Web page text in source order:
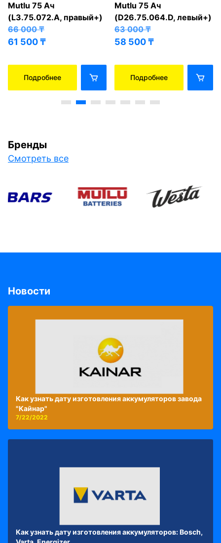
Mutlu 75 Ач
(L3.75.072.A, правый+)
66 000₸
61 500₸
Подробнее
Mutlu 75 Ач
(D26.75.064.D, левый+)
63 000₸
58 500₸
Подробнее
Бренды
Смотреть все
Новости
Как узнать дату изготовления аккумуляторов завода
"Кайнар"
7/22/2022
Как узнать дату изготовления аккумуляторов: Bosch,